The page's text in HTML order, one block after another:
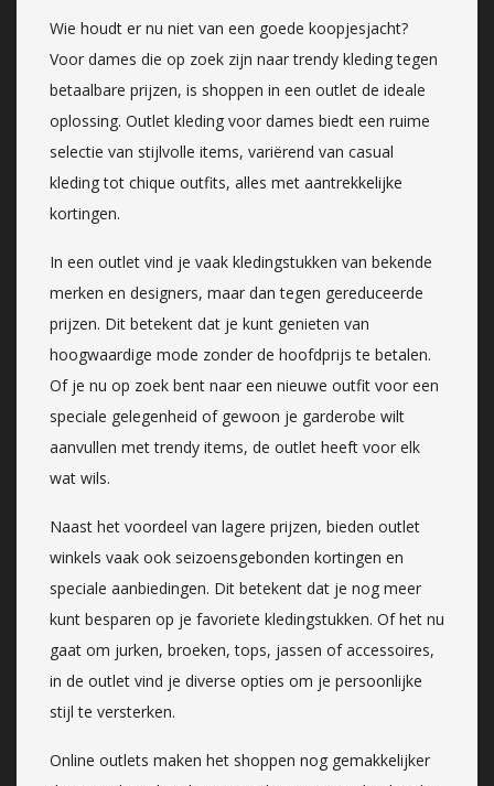
Wie houdt er nu niet van een goede koopjesjacht?
Voor dames die op zoek zijn naar trendy kleding tegen
betaalbare prijzen, is shoppen in een outlet de ideale
oplossing. Outlet kleding voor dames biedt een ruime
selectie van stijlvolle items, variërend van casual
kleding tot chique outfits, alles met aantrekkelijke
kortingen.
In een outlet vind je vaak kledingstukken van bekende
merken en designers, maar dan tegen gereduceerde
prijzen. Dit betekent dat je kunt genieten van
hoogwaardige mode zonder de hoofdprijs te betalen.
Of je nu op zoek bent naar een nieuwe outfit voor een
speciale gelegenheid of gewoon je garderobe wilt
aanvullen met trendy items, de outlet heeft voor elk
wat wils.
Naast het voordeel van lagere prijzen, bieden outlet
winkels vaak ook seizoensgebonden kortingen en
speciale aanbiedingen. Dit betekent dat je nog meer
kunt besparen op je favoriete kledingstukken. Of het nu
gaat om jurken, broeken, tops, jassen of accessoires,
in de outlet vind je diverse opties om je persoonlijke
stijl te versterken.
Online outlets maken het shoppen nog gemakkelijker